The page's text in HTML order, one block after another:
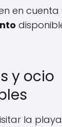
en cuenta
y ocio
la